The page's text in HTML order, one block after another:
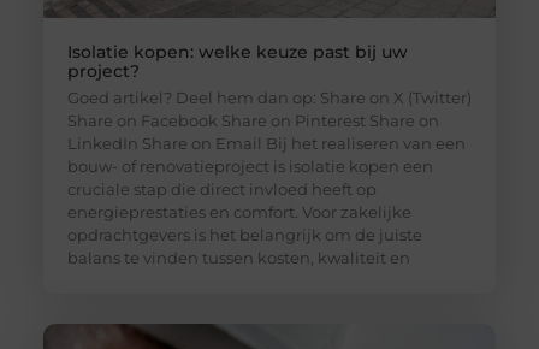
Isolatie kopen: welke keuze past bij uw
project?
Goed artikel? Deel hem dan op: Share on X (Twitter)
Share on Facebook Share on Pinterest Share on
LinkedIn Share on Email Bij het realiseren van een
bouw- of renovatieproject is isolatie kopen een
cruciale stap die direct invloed heeft op
energieprestaties en comfort. Voor zakelijke
opdrachtgevers is het belangrijk om de juiste
balans te vinden tussen kosten, kwaliteit en